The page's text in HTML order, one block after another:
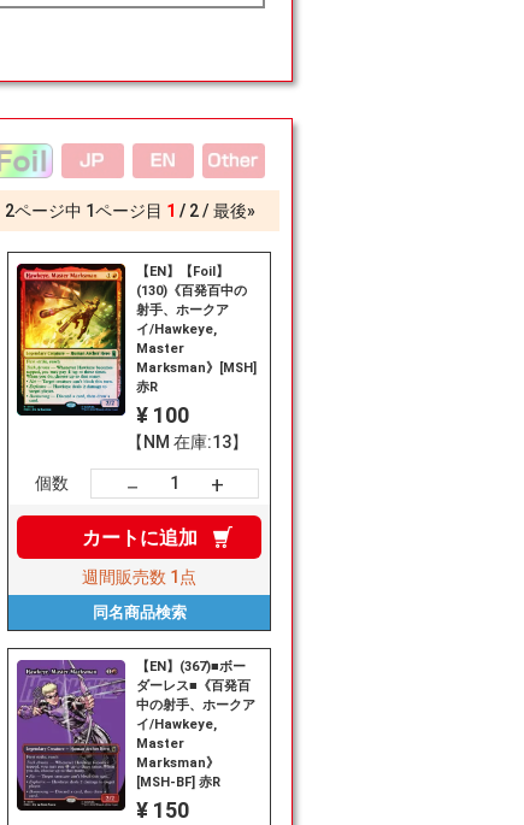
2ページ中 1ページ目 1 2 最後»
【EN】【Foil】
(130)《百発百中の
射手、ホークア
イ/Hawkeye,
Master
Marksman》[MSH]
赤R
¥ 100
【NM 在庫:13】
個数 － +
カートに追加
週間販売数 1点
同名商品検索
【EN】(367)■ボー
ダーレス■《百発百
中の射手、ホークア
イ/Hawkeye,
Master
Marksman》
[MSH-BF] 赤R
¥ 150